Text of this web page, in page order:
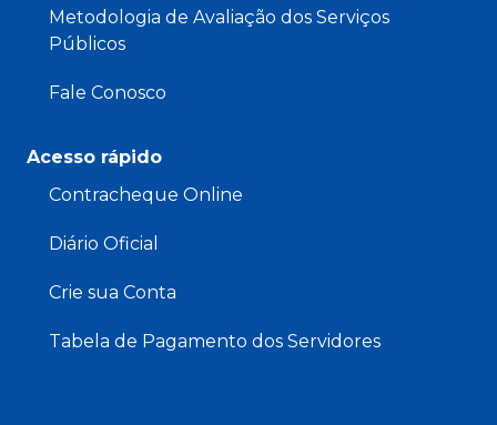
Metodologia de Avaliação dos Serviços
Públicos
Fale Conosco
Acesso rápido
Contracheque Online
Diário Oficial
Crie sua Conta
Tabela de Pagamento dos Servidores